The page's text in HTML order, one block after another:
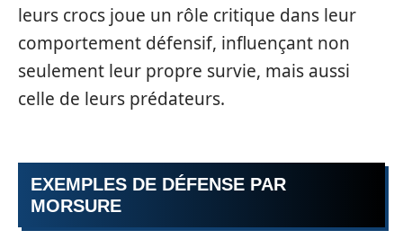
leurs crocs joue un rôle critique dans leur
comportement défensif, influençant non
seulement leur propre survie, mais aussi
celle de leurs prédateurs.
EXEMPLES DE DÉFENSE PAR
MORSURE